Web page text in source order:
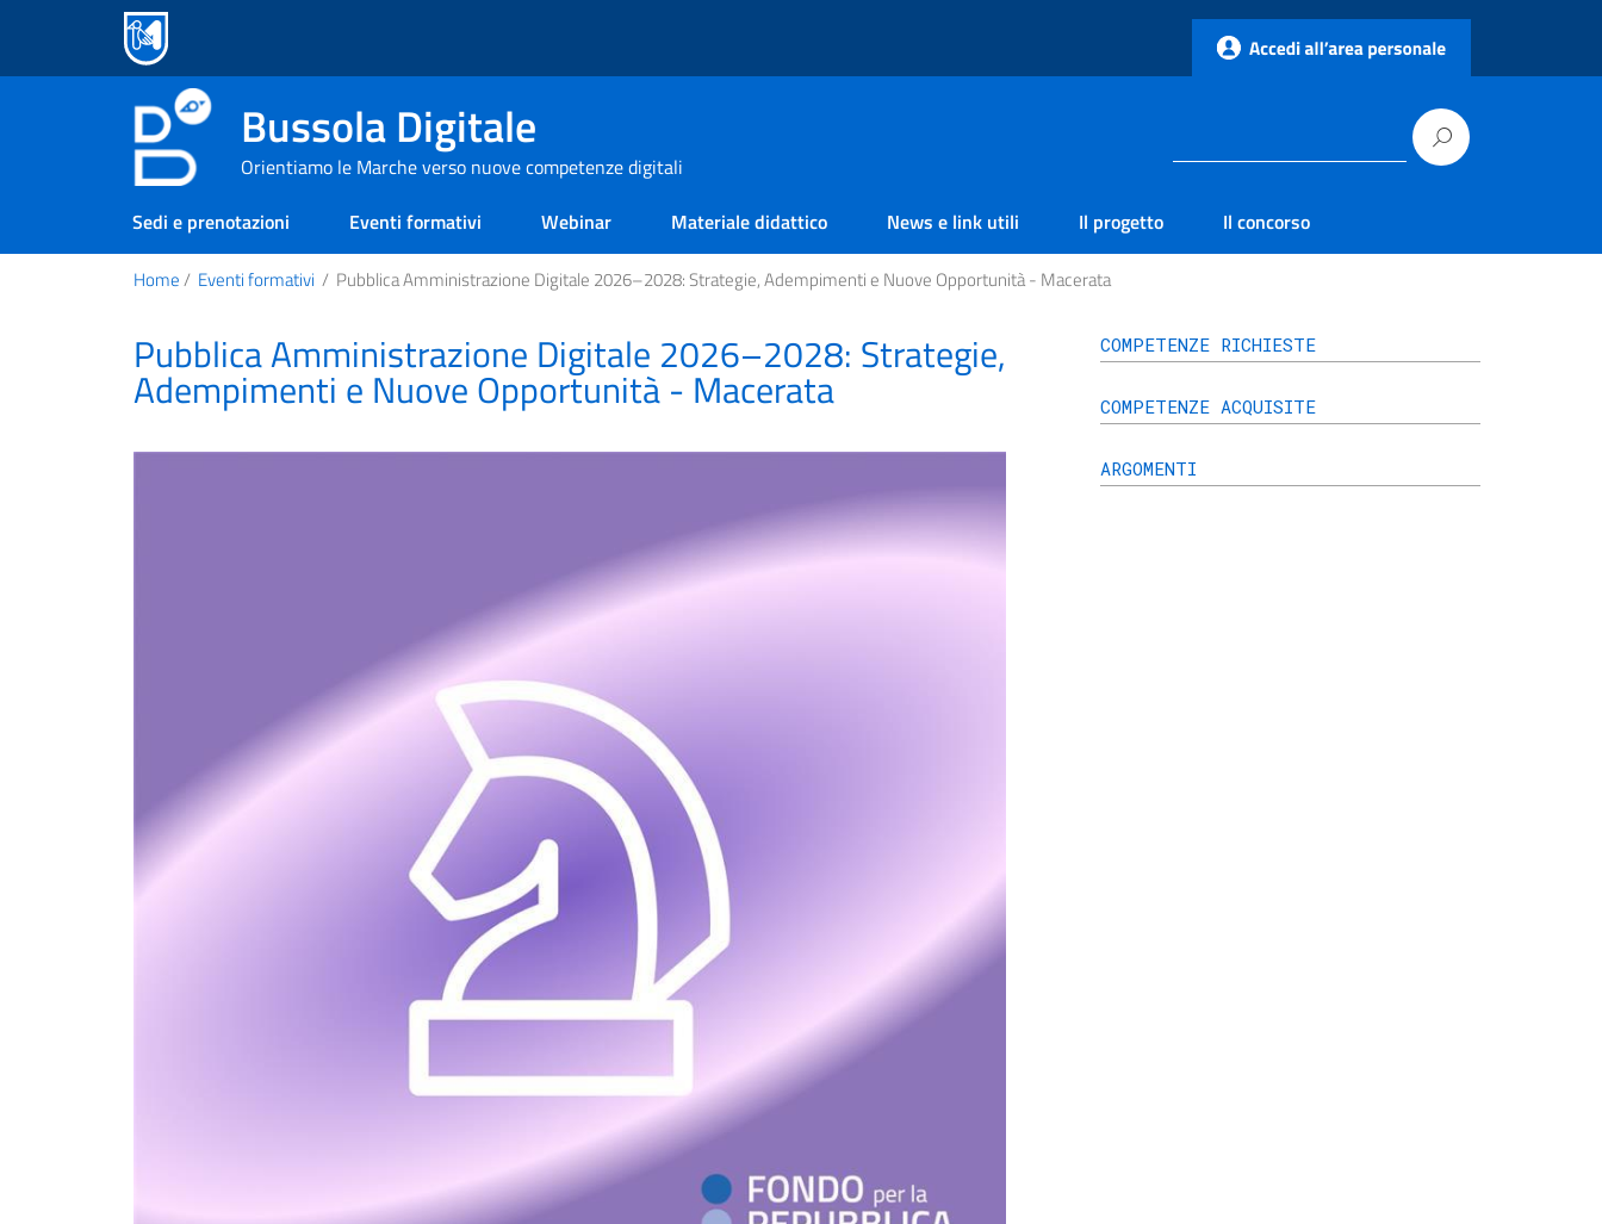
Bussola Digitale
Orientiamo le Marche verso nuove competenze digitali
Sedi e prenotazioni
Eventi formativi Webinar Materiale didattico News e link utili Il progetto Il concorso
Home/ Eventi formativi / Pubblica Amministrazione Digitale 2026–2028: Strategie, Adempimenti e Nuove Opportunità - Macerata
Pubblica Amministrazione Digitale 2026–2028: Strategie,
Adempimenti e Nuove Opportunità - Macerata
COMPETENZE RICHIESTE
COMPETENZE ACQUISITE
ARGOMENTI